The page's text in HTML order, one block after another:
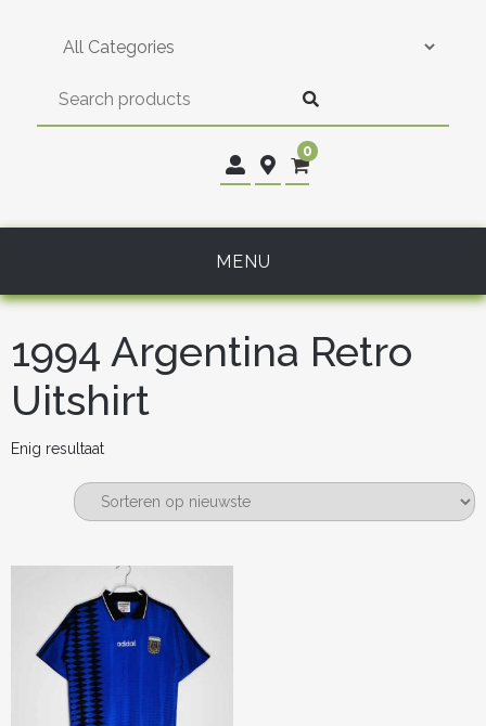
0
MENU
1994 Argentina Retro
Uitshirt
Enig resultaat